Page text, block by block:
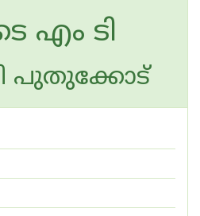
എം ടി
പുതുക്കോട്